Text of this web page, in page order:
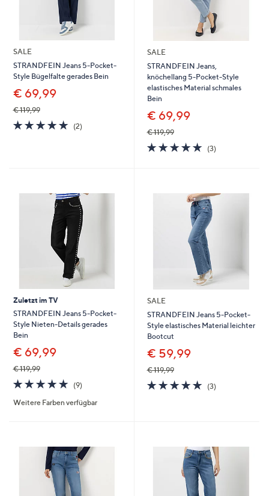
SALE
STRANDFEIN Jeans 5-Pocket-
Style Bügelfalte gerades Bein
€ 69,99
€ 119,99
5.0
von
(2)2
SALE
STRANDFEIN Jeans,
knöchellang 5-Pocket-Style
elastisches Material schmales
Bein
€ 69,99
€ 119,99
4.7
von
(3)3
Zuletzt im TV
STRANDFEIN Jeans 5-Pocket-
Style Nieten-Details gerades
Bein
€ 69,99
€ 119,99
4.7
von
5
(9)9
Weitere Farben verfügbar
SALE
STRANDFEIN Jeans 5-Pocket-
Style elastisches Material leichter
Bootcut
€ 59,99
€ 119,99
4.7
von
(3)3